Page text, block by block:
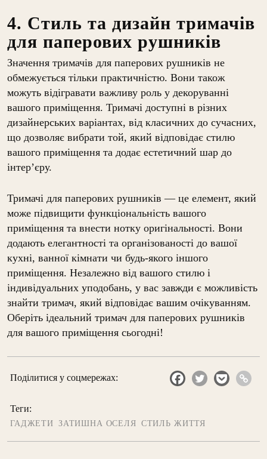
4. Стиль та дизайн тримачів
для паперових рушників
Значення тримачів для паперових рушників не
обмежується тільки практичністю. Вони також
можуть відігравати важливу роль у декоруванні
вашого приміщення. Тримачі доступні в різних
дизайнерських варіантах, від класичних до сучасних,
що дозволяє вибрати той, який відповідає стилю
вашого приміщення та додає естетичний шар до
інтер’єру.
Тримачі для паперових рушників — це елемент, який
може підвищити функціональність вашого
приміщення та внести нотку оригінальності. Вони
додають елегантності та організованості до вашої
кухні, ванної кімнати чи будь-якого іншого
приміщення. Незалежно від вашого стилю і
індивідуальних уподобань, у вас завжди є можливість
знайти тримач, який відповідає вашим очікуванням.
Оберіть ідеальний тримач для паперових рушників
для вашого приміщення сьогодні!
Поділитися у соцмережах:
Теги:
ГАДЖЕТИ ЗАТИШНА ОСЕЛЯ СТИЛЬ ЖИТТЯ